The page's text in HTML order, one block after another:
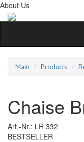
About Us
Main Products
Chaise
Art.-Nr.: LR 332
BESTSELLER